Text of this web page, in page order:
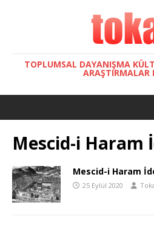
TOPLUMSAL DAYANIŞMA
ARAŞTIRMALAR
Mescid-i Haram
Mescid-i Haram
25 Eylül 2020